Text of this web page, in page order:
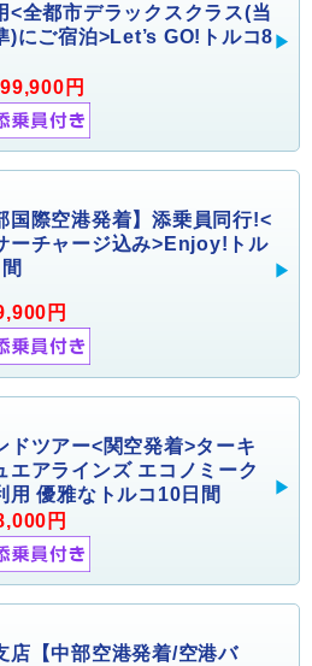
<全都市デラックスクラス(当
)にご宿泊>Let’s GO!トルコ8
円
国際空港発着】添乗員同行!<
ーチャージ込み>Enjoy!トル
円
ドツアー<関空発着>ターキ
エアラインズ エコノミーク
用 優雅なトルコ10日間
円
店【中部空港発着/空港バ